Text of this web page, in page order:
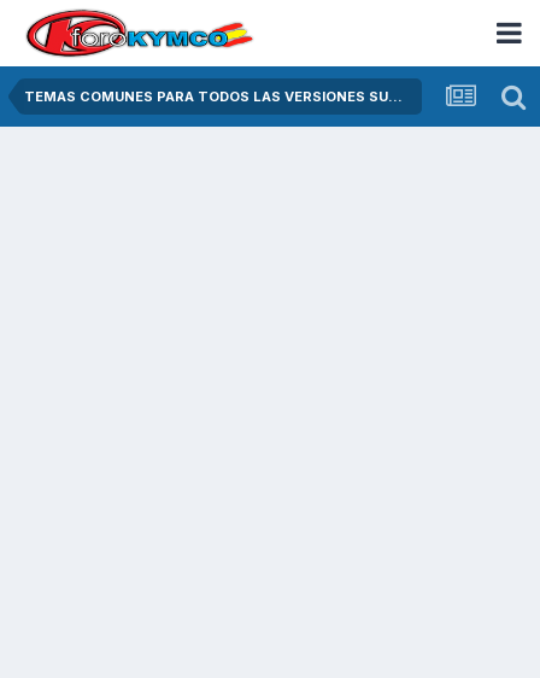
TEMAS COMUNES PARA TODOS LAS VERSIONES SUPER DINK